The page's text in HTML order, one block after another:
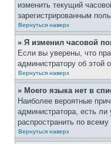
изменить текущий
зарегистрированным
Вернуться наверх
» Я изменил часовой
Если вы уверены, что
администратору об этой
Вернуться наверх
» Моего языка нет в
Наиболее вероятные
администратора, есть ли
распространить по
Вернуться наверх